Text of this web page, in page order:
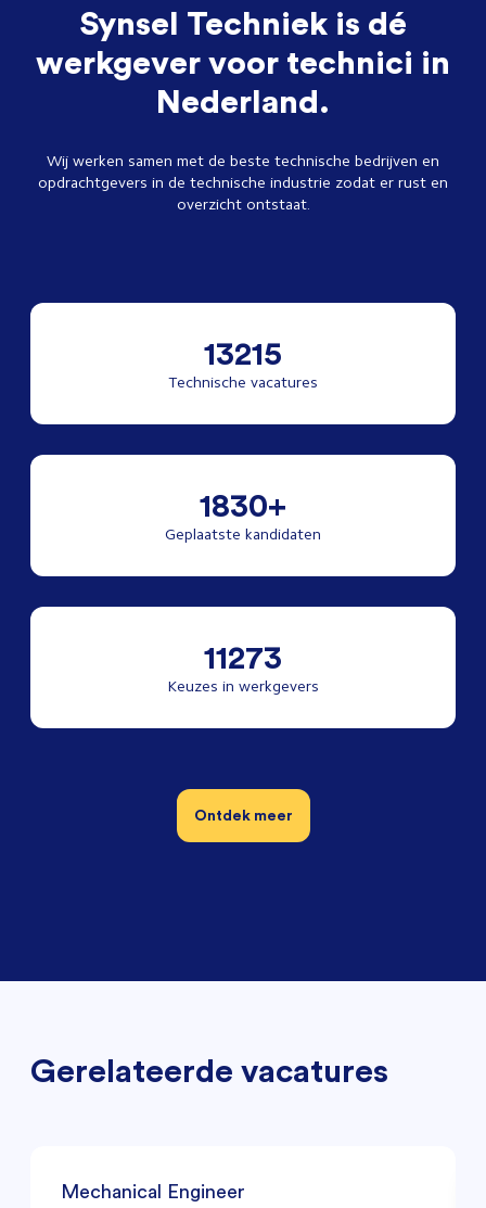
Synsel Techniek is dé
werkgever voor technici in
Nederland.
Wij werken samen met de beste technische bedrijven en
opdrachtgevers in de technische industrie zodat er rust en
overzicht ontstaat.
13215
Technische vacatures
1830+
Geplaatste kandidaten
11273
Keuzes in werkgevers
Ontdek meer
Gerelateerde vacatures
Mechanical Engineer